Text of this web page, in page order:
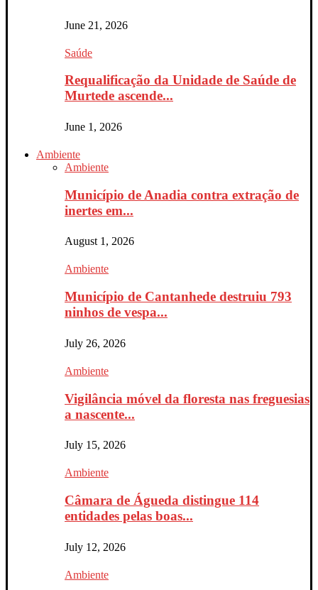
June 21, 2026
Saúde
Requalificação da Unidade de Saúde de
Murtede ascende...
June 1, 2026
Ambiente
Ambiente
Município de Anadia contra extração de
inertes em...
August 1, 2026
Ambiente
Município de Cantanhede destruiu 793
ninhos de vespa...
July 26, 2026
Ambiente
Vigilância móvel da floresta nas freguesias
a nascente...
July 15, 2026
Ambiente
Câmara de Águeda distingue 114
entidades pelas boas...
July 12, 2026
Ambiente